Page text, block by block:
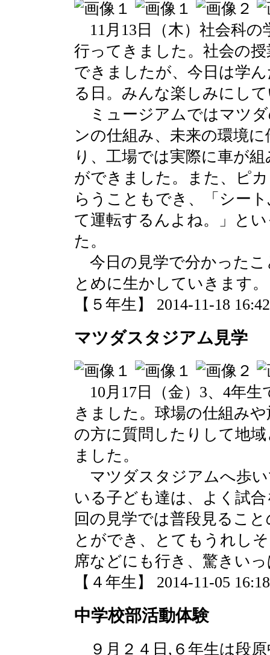
11月13日（木）社会科
行ってきました。社会の
できましたが、今日は学
る日。みんな楽しみにし
ミュージアムではマツ
ンの仕組み、未来の環境
り、工場では実際に車が
ができました。また、ピ
らうこともでき、「シー
て運転するんよね。」と
た。
今日の見学で分かったこ
とめに生かしていきます。
【５年生】 2014-11-18
マツダスタジアム見学
10月17日（金）3、4年
きました。球場の仕組み
の方に質問したりして地
ました。
マツダスタジアムへ歩
いる子ども達は、よく試
回の見学では普段見るこ
とができ、とてもうれし
席などにも行き、驚きい
【４年生】 2014-11-05
中学校部活動体験
９月２４日,６年生は段